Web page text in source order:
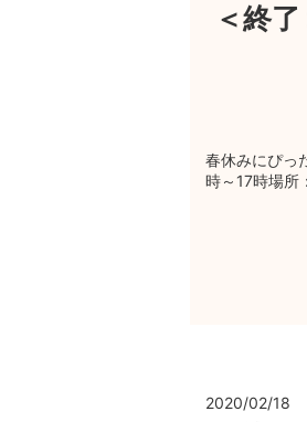
＜終
春休みにぴっ
時～17時場
2020/02/18